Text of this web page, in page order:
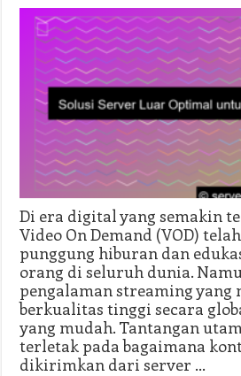
Di era digital yang semakin
Video On Demand (VOD)
punggung hiburan dan
orang di seluruh dunia.
pengalaman streaming yang
berkualitas tinggi secara
yang mudah. Tantangan
terletak pada bagaimana
dikirimkan dari server …